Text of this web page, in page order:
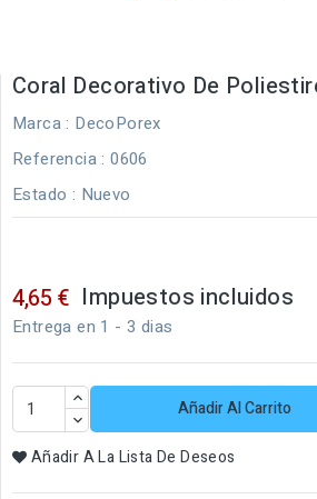
Coral Decorativo De
Marca : DecoPorex
Referencia : 0606
Estado : Nuevo
4,65 € Impuestos incluidos
Entrega en 1 - 3 dias
Añadir Al Carrito
Añadir A La Lista De Deseos